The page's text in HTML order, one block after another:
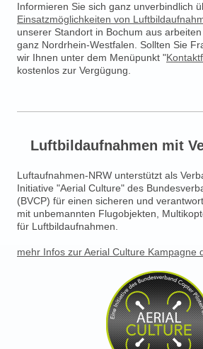
Informieren Sie sich ganz unverbindlich
Einsatzmöglichkeiten von
unserer Standort in Bochum aus
ganz Nordrhein-Westfalen. Sollten Sie
wir Ihnen unter dem Menüpunkt "
kostenlos zur Vergügung.
Luftbildaufnahmen mit
Luftaufnahmen-NRW unterstützt als
Initiative "Aerial Culture" des
(BVCP) für einen sicheren und
mit unbemannten Flugobjekten,
für Luftbildaufnahmen.
mehr Infos zur Aerial Culture Kampagne